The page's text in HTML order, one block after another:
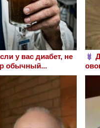
у вас диабет, не
обычный...